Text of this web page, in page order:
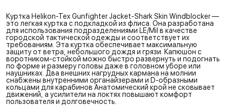
Куртка Helikon-Tex Gunfighter Jacket-Shark Skin Windblocker —
это легкая куртка с подкладкой из флиса. Она разработана
для использования подразделениями LE/Mil в качестве
городской тактической одежды и соответствует их
требованиям. Эта куртка обеспечивает максимальную
защиту от ветра, небольшого дождя и грязи. Капюшон с
воротником-стойкой можно быстро развернуть и подогнать
по форме и размеру головы даже в головном уборе или
наушниках. Два внешних нагрудных кармана на молнии
снабжены внутренними органайзерами и D-образными
кольцами для карабинов Анатомический крой не сковывает
движений, а усилители на локтях повышают комфорт
пользователя и долговечность.